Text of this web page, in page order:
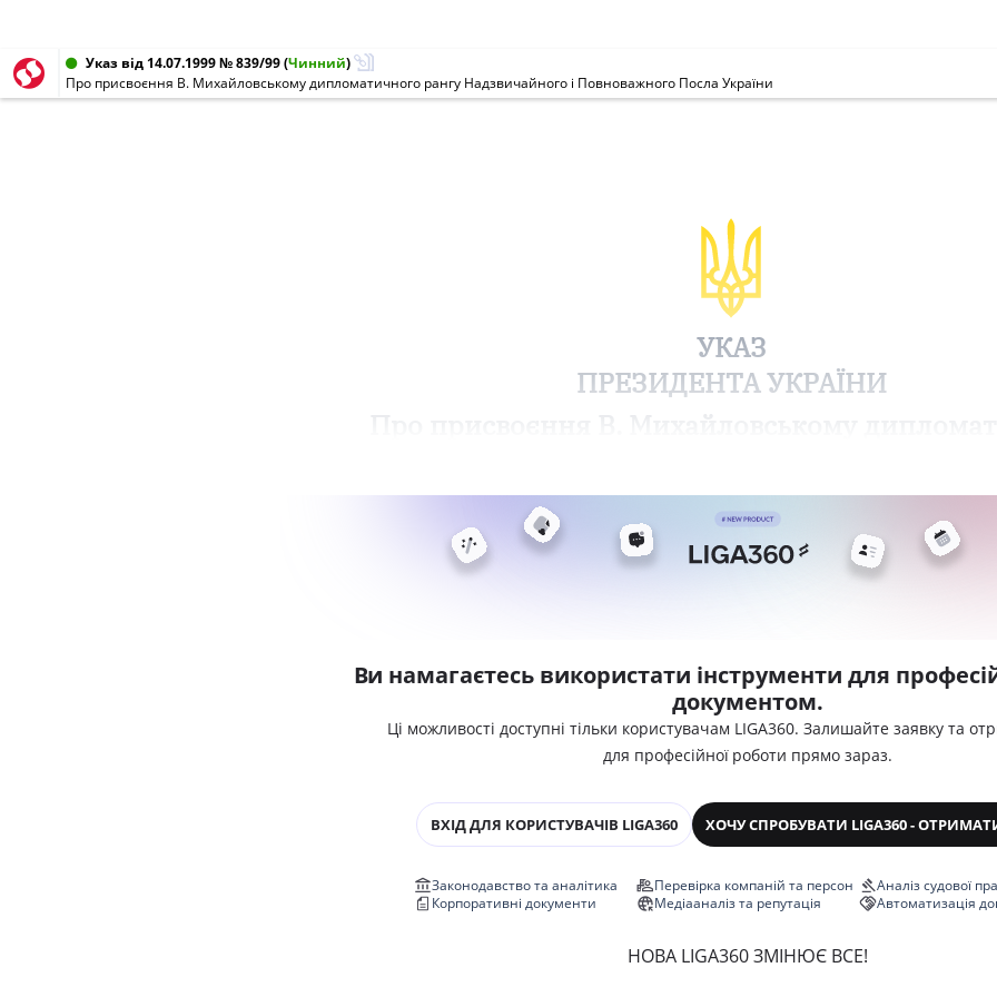
Указ від 14.07.1999 № 839/99(Чинний)
Про присвоєння В. Михайловському дипломатичного рангу Надзвичайного і Повноважного Посла України
УКАЗ
ПРЕЗИДЕНТА УКРАЇНИ
Ви намагаєтесь використати інструменти для
документом.
Ці можливості доступні тільки користувачам LIGA360. Залишайте заявку та
для професійної роботи прямо зараз.
ВХІД ДЛЯ КОРИСТУВАЧІВ LIGA360 ХОЧУ СПРОБУВАТИ LIGA360 -
Законодавство та аналітика
Корпоративні документи
Перевірка компаній та персон
Медіааналіз та репутація
Аналіз судової
Автоматизація
НОВА LIGA360 ЗМІНЮЄ ВСЕ!